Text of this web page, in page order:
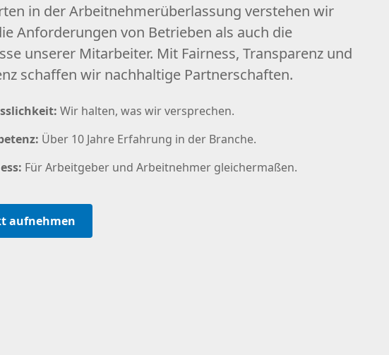
in der Arbeitnehmerüberlassung verstehen wir
Anforderungen von Betrieben als auch die
unserer Mitarbeiter. Mit Fairness, Transparenz und
schaffen wir nachhaltige Partnerschaften.
Wir halten, was wir versprechen.
Über 10 Jahre Erfahrung in der Branche.
Für Arbeitgeber und Arbeitnehmer gleichermaßen.
aufnehmen